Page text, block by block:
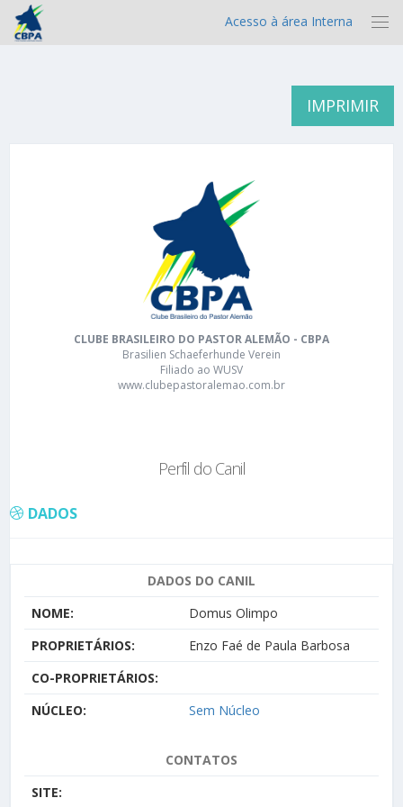
Acesso à área Interna
IMPRIMIR
CLUBE BRASILEIRO DO PASTOR ALEMÃO - CBPA
Brasilien Schaeferhunde Verein
Filiado ao WUSV
www.clubepastoralemao.com.br
Perfil do Canil
DADOS
DADOS DO CANIL
NOME:
Domus Olimpo
PROPRIETÁRIOS:
Enzo Faé de Paula Barbosa
CO-PROPRIETÁRIOS:
NÚCLEO:
Sem Núcleo
CONTATOS
SITE: